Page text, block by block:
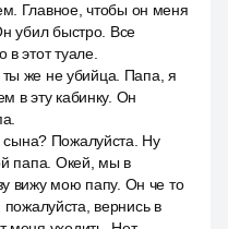
Главное, чтобы он меня
убил быстро. Все
этот туале.
же не убийца. Папа, я
в эту кабинку. Он
Пожалуйста. Ну
папа. Окей, мы в
вижу мою папу. Он че то
пожалуйста, вернись в